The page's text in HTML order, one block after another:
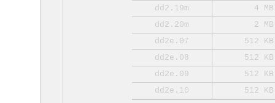
dd2.19m
4 MB
dd2.20m
2 MB
dd2e.07
512 KB
dd2e.08
512 KB
dd2e.09
512 KB
dd2e.10
512 KB